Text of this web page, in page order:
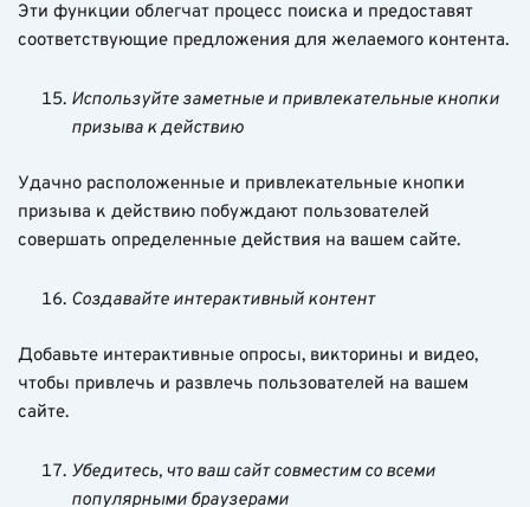
Эти функции облегчат процесс поиска и предоставят
соответствующие предложения для желаемого контента.
Используйте заметные и привлекательные кнопки
призыва к действию
Удачно расположенные и привлекательные кнопки
призыва к действию побуждают пользователей
совершать определенные действия на вашем сайте.
Создавайте интерактивный контент
Добавьте интерактивные опросы, викторины и видео,
чтобы привлечь и развлечь пользователей на вашем
сайте.
Убедитесь, что ваш сайт совместим со всеми
популярными браузерами